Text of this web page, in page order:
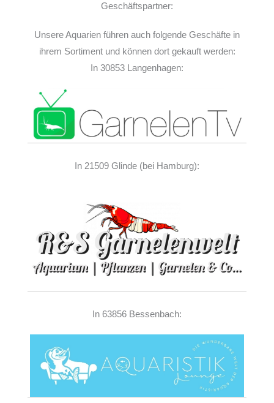
Geschäftspartner:
Unsere Aquarien führen auch folgende Geschäfte in
ihrem Sortiment und können dort gekauft werden:
In 30853 Langenhagen:
In 21509 Glinde (bei Hamburg):
In 63856 Bessenbach: